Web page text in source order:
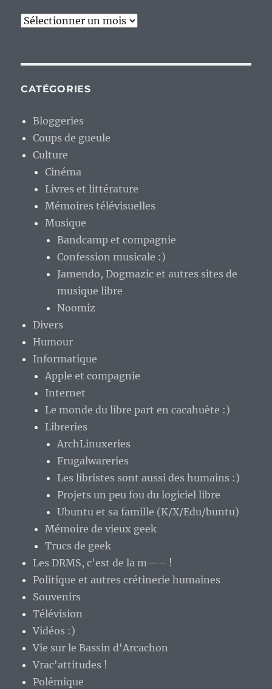
Archives
CATÉGORIES
Bloggeries
Coups de gueule
Culture
Cinéma
Livres et littérature
Mémoires télévisuelles
Musique
Bandcamp et compagnie
Confession musicale :)
Jamendo, Dogmazic et autres sites de
musique libre
Noomiz
Divers
Humour
Informatique
Apple et compagnie
Internet
Le monde du libre part en cacahuète :)
Libreries
ArchLinuxeries
Frugalwareries
Les libristes sont aussi des humains :)
Projets un peu fou du logiciel libre
Ubuntu et sa famille (K/X/Edu/buntu)
Mémoire de vieux geek
Trucs de geek
Les DRMS, c'est de la m—– !
Politique et autres crétinerie humaines
Souvenirs
Télévision
Vidéos :)
Vie sur le Bassin d'Arcachon
Vrac'attitudes !
Polémique